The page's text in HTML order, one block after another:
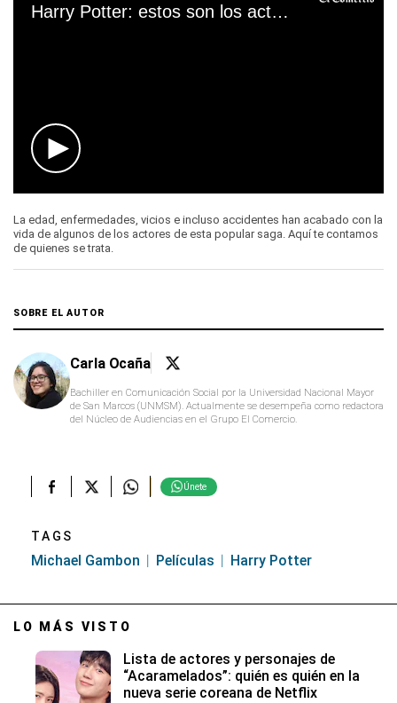
Harry Potter: estos son los actores de la saga que han fallecido en la vida real
seconds
of
0
seconds
La edad, enfermedades, vicios e incluso accidentes han acabado con la
vida de algunos de los actores de esta popular saga. Aquí te contamos
de quienes se trata.
SOBRE EL AUTOR
Carla Ocaña
Bachiller en Comunicación Social por la Universidad Nacional Mayor
de San Marcos (UNMSM). Actualmente se desempeña como redactora
del Núcleo de Audiencias en el Grupo El Comercio.
Únete
TAGS
Michael Gambon Películas Harry Potter
LO MÁS VISTO
Lista de actores y personajes de
“Acaramelados”: quién es quién en la
nueva serie coreana de Netflix